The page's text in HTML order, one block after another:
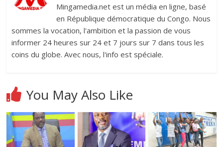
Mingamedia.net est un média en ligne, basé
en République démocratique du Congo. Nous
sommes la vocation, l'ambition et la passion de vous
informer 24 heures sur 24 et 7 jours sur 7 dans tous les
coins du globe. Avec nous, l'info est spéciale.
You May Also Like